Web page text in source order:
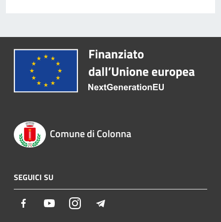
Comune di Colonna
SEGUICI SU
Facebook YoutubeInstagram